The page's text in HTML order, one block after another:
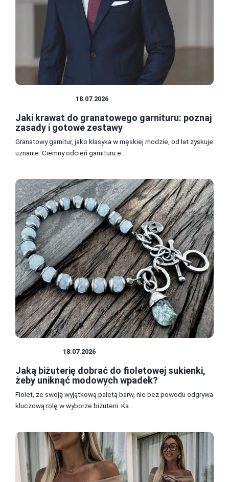
18.07.2026
Jaki krawat do granatowego garnituru: poznaj
zasady i gotowe zestawy
Granatowy garnitur, jako klasyka w męskiej modzie, od lat zyskuje
uznanie. Ciemny odcień garnituru e...
18.07.2026
Jaką biżuterię dobrać do fioletowej sukienki,
żeby uniknąć modowych wpadek?
Fiolet, ze swoją wyjątkową paletą barw, nie bez powodu odgrywa
kluczową rolę w wyborze biżuterii. Ka...